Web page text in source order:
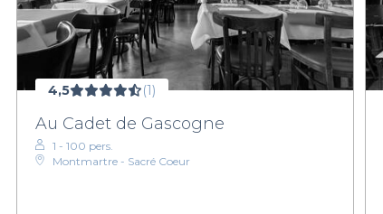
4,5 (1)
Au Cadet de Gascogne
1 - 100 pers.
Montmartre - Sacré Coeur